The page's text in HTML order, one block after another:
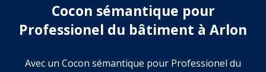
Cocon sémantique pour
Professionel du bâtiment à Arlon
Avec un Cocon sémantique pour Professionel du